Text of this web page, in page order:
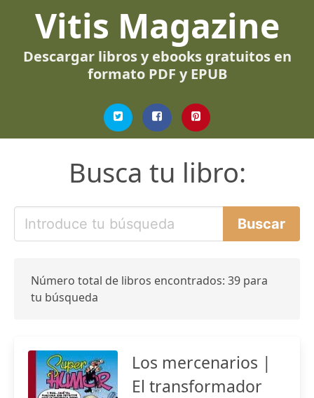
Vitis Magazine
Descargar libros y ebooks gratuitos en
formato PDF y EPUB
Busca tu libro:
Número total de libros encontrados: 39 para
tu búsqueda
Los mercenarios |
El transformador